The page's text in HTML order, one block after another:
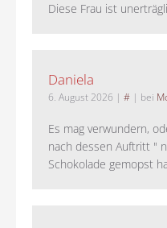
Diese Frau ist
Daniela
6. August 2026 | # | bei
Es mag verwundern,
nach dessen Auftritt "
Schokolade gemopst